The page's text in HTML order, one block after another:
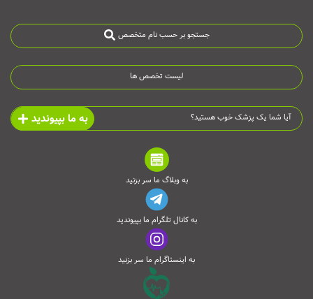
جستجو بر حسب نام متخصص
لیست تخصص ها
آیا شما یک پزشک خوب هستید؟ به ما بپیوندید
به وبلاگ ما سر بزنید
به کانال تلگرام ما بپیوندید
به اینستاگرام ما سر بزنید